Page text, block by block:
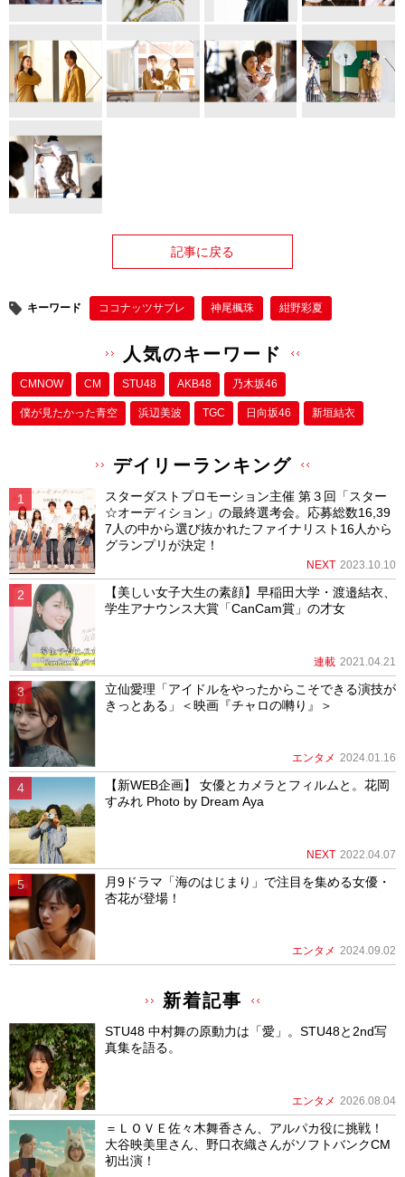
記事に戻る
キーワード ココナッツサブレ 神尾楓珠 紺野彩夏
人気のキーワード
CMNOW CM STU48 AKB48 乃木坂46
僕が⾒たかった⻘空 浜辺美波 TGC 日向坂46 新垣結衣
デイリーランキング
スターダストプロモーション主催 第３回「スター
☆オーディション」の最終選考会。応募総数16,39
7人の中から選び抜かれたファイナリスト16人から
グランプリが決定！
NEXT 2023.10.10
【美しい女子大生の素顔】早稲田大学・渡邉結衣、
学生アナウンス大賞「CanCam賞」の才女
連載 2021.04.21
立仙愛理「アイドルをやったからこそできる演技が
きっとある」＜映画『チャロの囀り』＞
エンタメ 2024.01.16
【新WEB企画】 女優とカメラとフィルムと。花岡
すみれ Photo by Dream Aya
NEXT 2022.04.07
月9ドラマ「海のはじまり」で注目を集める女優・
杏花が登場！
エンタメ 2024.09.02
新着記事
STU48 中村舞の原動力は「愛」。STU48と2nd写
真集を語る。
エンタメ 2026.08.04
＝ＬＯＶＥ佐々木舞香さん、アルパカ役に挑戦！
大谷映美里さん、野口衣織さんがソフトバンクCM
初出演！